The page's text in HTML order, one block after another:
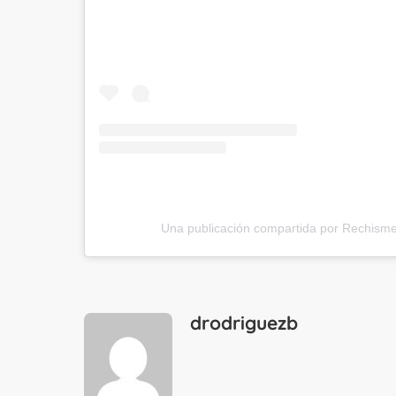
Una publicación compartida por
drodriguezb